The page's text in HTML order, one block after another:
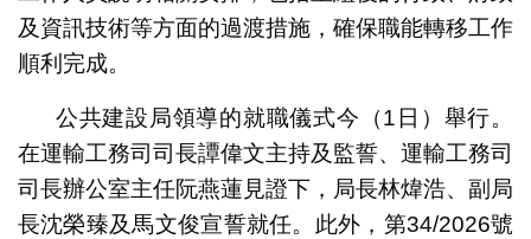
及資訊技術等方面的過渡措施，確保職能轉移工作
順利完成。
公共建設局領導的就職儀式今（1日）舉行。
在運輸工務司司長譚偉文主持及監誓、運輸工務司
司長辦公室主任阮燕蓮見證下，局長林煒浩、副局
長沈榮臻及馬文俊宣誓就任。此外，第34/2026號